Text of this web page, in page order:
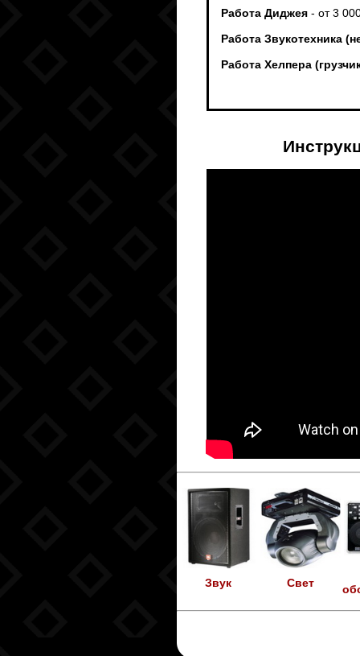
Работа Диджея - от 3
Работа Звукотехника
Работа Хелпера
Звук Свет